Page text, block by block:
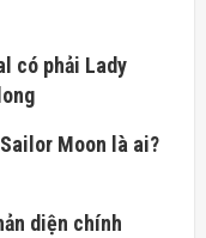
có phải Lady
Moon là ai?
diện chính